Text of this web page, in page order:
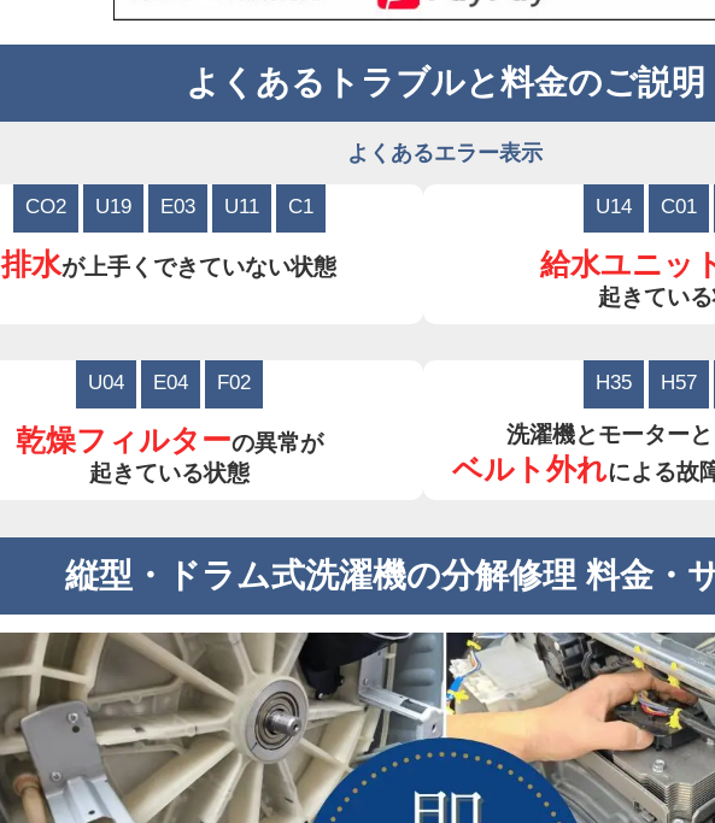
よくあるトラブルと料金のご説明
よくあるエラー表示
CO2 U19 E03 U11 C1
排水が上手くできていない状態
U14 C01
給水ユニッ
起きてい
U04 E04 F02
乾燥フィルターの異常が
起きている状態
H35 H57
洗濯機とモーター
ベルト外れによる故
縦型・ドラム式洗濯機の分解修理 料金・